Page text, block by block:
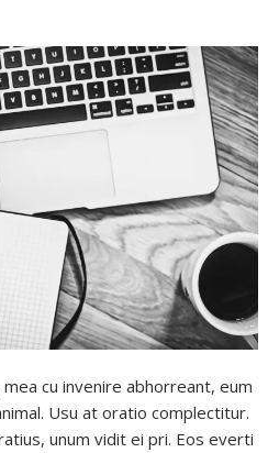
cu invenire abhorreant, eum
Usu at oratio complectitur.
unum vidit ei pri. Eos everti